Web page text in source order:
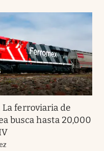
La ferroviaria de
busca hasta 20,000